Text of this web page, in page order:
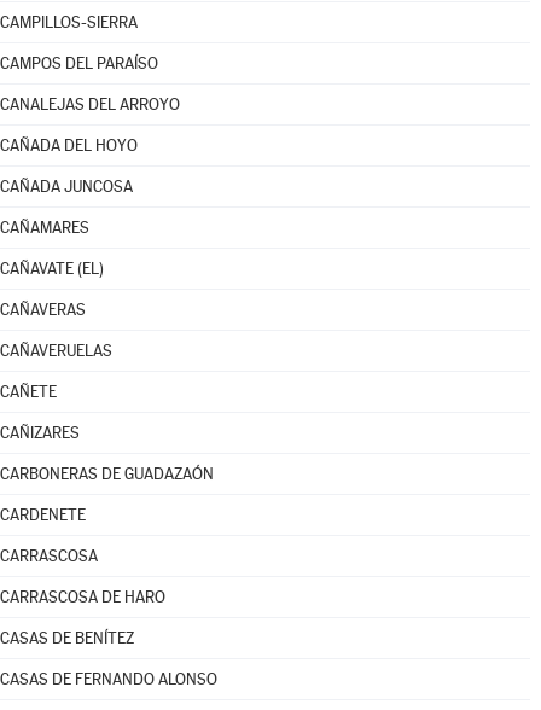
CAMPILLOS-SIERRA
CAMPOS DEL PARAÍSO
CANALEJAS DEL ARROYO
CAÑADA DEL HOYO
CAÑADA JUNCOSA
CAÑAMARES
CAÑAVATE (EL)
CAÑAVERAS
CAÑAVERUELAS
CAÑETE
CAÑIZARES
CARBONERAS DE GUADAZAÓN
CARDENETE
CARRASCOSA
CARRASCOSA DE HARO
CASAS DE BENÍTEZ
CASAS DE FERNANDO ALONSO